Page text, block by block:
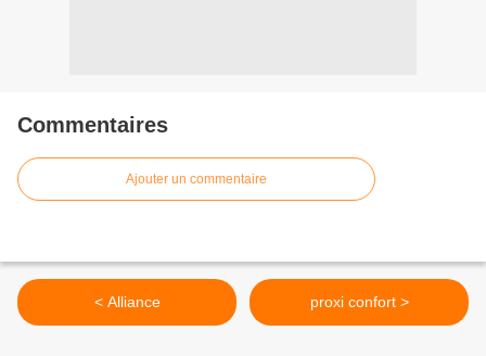
Commentaires
Ajouter un commentaire
< Alliance proxi confort >